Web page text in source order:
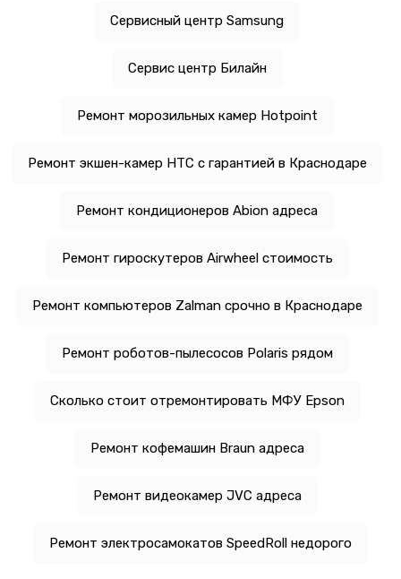
Сервисный центр Samsung
Сервис центр Билайн
Ремонт морозильных камер Hotpoint
Ремонт экшен-камер HTC с гарантией в Краснодаре
Ремонт кондиционеров Abion адреса
Ремонт гироскутеров Airwheel стоимость
Ремонт компьютеров Zalman срочно в Краснодаре
Ремонт роботов-пылесосов Polaris рядом
Сколько стоит отремонтировать МФУ Epson
Ремонт кофемашин Braun адреса
Ремонт видеокамер JVC адреса
Ремонт электросамокатов SpeedRoll недорого